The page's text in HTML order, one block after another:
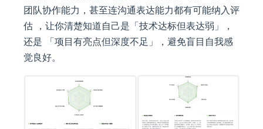
团队协作能力，甚至连沟通表达能力都有可能纳入评
估 ，让你清楚知道自己是「技术达标但表达弱」，
还是 「项目有亮点但深度不足」，避免盲目自我感
觉良好。